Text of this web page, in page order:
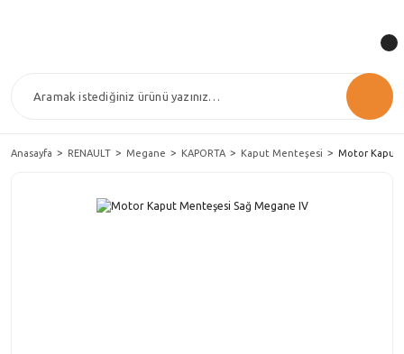
Anasayfa RENAULT Megane KAPORTA Kaput Menteşesi Motor Kaput